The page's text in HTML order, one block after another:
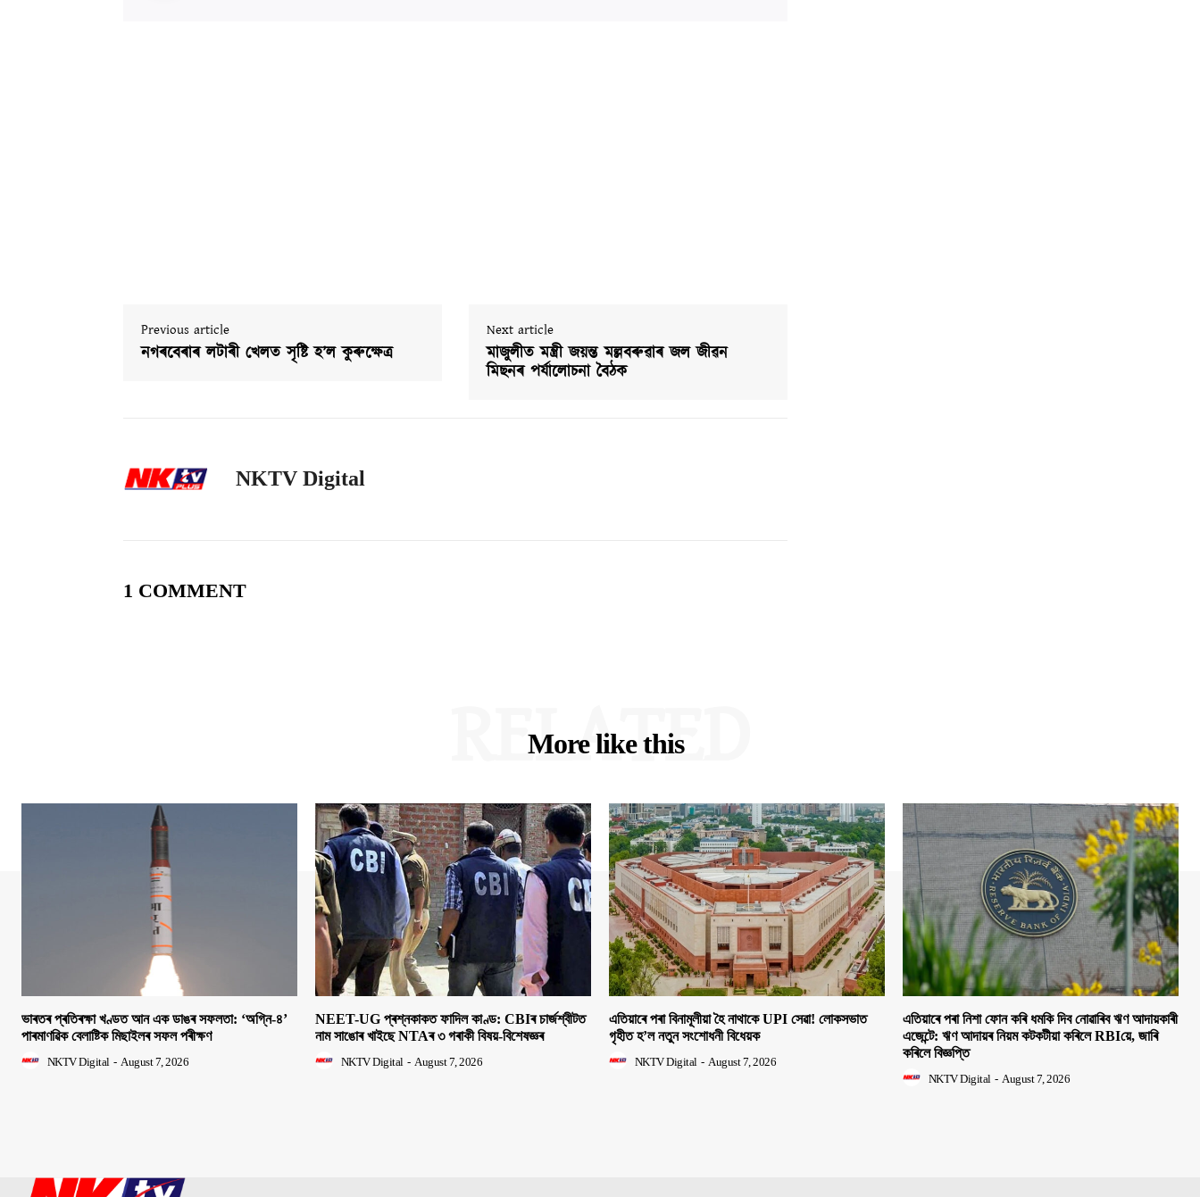
Previous article
নগৰবেৰাৰ লটাৰী খেলত সৃষ্টি হ’ল কুৰুক্ষেত্ৰ
Next article
মাজুলীত মন্ত্ৰী জয়ন্ত মল্লবৰুৱাৰ জল জীৱন
মিছনৰ পর্যালোচনা বৈঠক
NKTV Digital
1 COMMENT
More like this
RELATED
ভাৰতৰ প্ৰতিৰক্ষা খণ্ডত আন এক ডাঙৰ সফলতা: ‘অগ্নি-৪’
পাৰমাণৱিক বেলাষ্টিক মিছাইলৰ সফল পৰীক্ষণ
NKTV Digital - August 7, 2026
NEET-UG প্ৰশ্নকাকত ফাদিল কাণ্ড: CBIৰ চাৰ্জশ্বীটত
নাম সাঙোৰ খাইছে NTAৰ ৩ গৰাকী বিষয়-বিশেষজ্ঞৰ
NKTV Digital - August 7, 2026
এতিয়াৰে পৰা বিনামূলীয়া হৈ নাথাকে UPI সেৱা! লোকসভাত
গৃহীত হ’ল নতুন সংশোধনী বিধেয়ক
NKTV Digital - August 7, 2026
এতিয়াৰে পৰা নিশা ফোন কৰি ধমকি দিব নোৱাৰিব ঋণ আদায়কাৰী
এজেন্টে: ঋণ আদায়ৰ নিয়ম কটকটীয়া কৰিলে RBIয়ে, জাৰি
কৰিলে বিজ্ঞপ্তি
NKTV Digital - August 7, 2026